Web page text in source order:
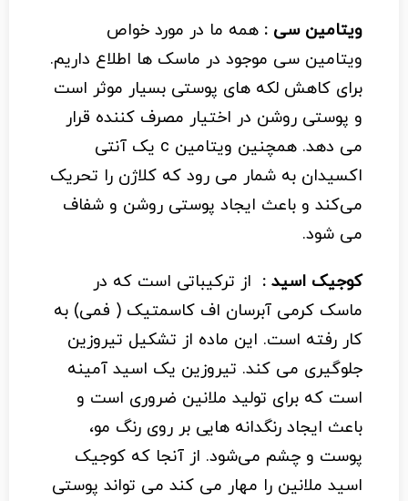
ویتامین سی : همه ما در مورد خواص
ویتامین سی موجود در ماسک ها اطلاع داریم.
برای کاهش لکه های پوستی بسیار موثر است
و پوستی روشن در اختیار مصرف کننده قرار
می دهد. همچنین ویتامین c یک آنتی
اکسیدان به شمار می رود که کلاژن را تحریک
می‌کند و باعث ایجاد پوستی روشن و شفاف
می شود.
کوجیک اسید : از ترکیباتی است که در
ماسک کرمی آبرسان اف کاسمتیک ( فمی) به
کار رفته است. این ماده از تشکیل تیروزین
جلوگیری می کند. تیروزین یک اسید آمینه
است که برای تولید ملانین ضروری است و
باعث ایجاد رنگدانه هایی بر روی رنگ مو،
پوست و چشم می‌شود. از آنجا که کوجیک
اسید ملانین را مهار می کند می تواند پوستی